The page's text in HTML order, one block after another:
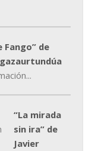
Fango” de
“La mirada
sin ira” de
Javier